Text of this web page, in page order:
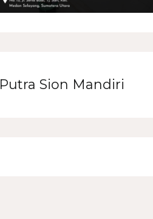
Putra Sion Mandiri